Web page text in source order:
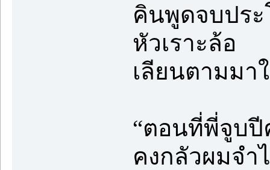
คินพูดจบประ
หัวเราะล้อ
เลียนตามมา
“ตอนที่พี่จูบปี
คงกลัวผมจำ